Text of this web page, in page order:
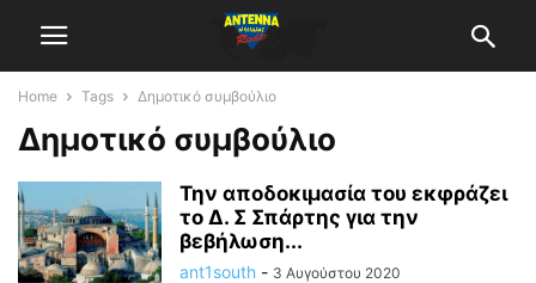
Home Tags Δημοτικό συμβούλιο
Δημοτικό συμβούλιο
Την αποδοκιμασία του εκφράζει
το Δ. Σ Σπάρτης για την
βεβήλωση...
ant1south - 3 Αυγούστου 2020